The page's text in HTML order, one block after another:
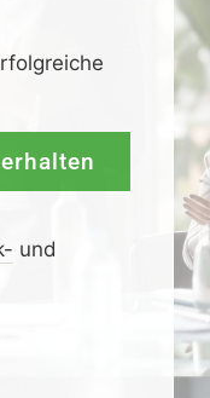
und